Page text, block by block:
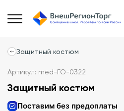
Защитный костюм
Артикул: med-ГО-0322
Защитный костюм
Поставим без предоплаты